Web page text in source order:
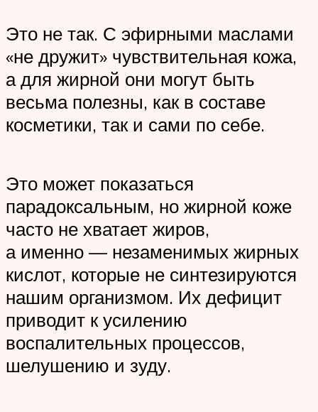
Это не так. С эфирными маслами
«не дружит» чувствительная кожа,
а для жирной они могут быть
весьма полезны, как в составе
косметики, так и сами по себе.
Это может показаться
парадоксальным, но жирной коже
часто не хватает жиров,
а именно — незаменимых жирных
кислот, которые не синтезируются
нашим организмом. Их дефицит
приводит к усилению
воспалительных процессов,
шелушению и зуду.